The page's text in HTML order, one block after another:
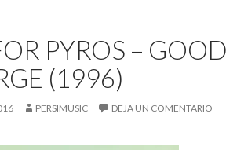
PYROS – GOOD
(1996)
PERSIMUSIC DEJA UN COMENTARIO